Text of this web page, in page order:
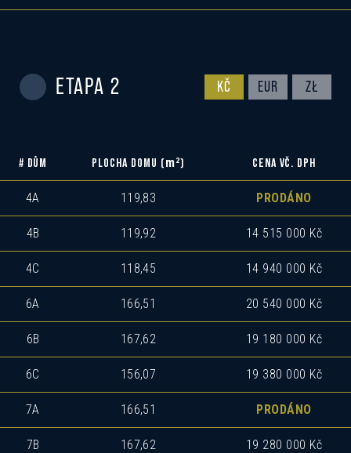
ETAPA 2 KČ EUR ZŁ
# DŮM PLOCHA DOMU (m2) CENA VČ. DPH
4A 119,83 PRODÁNO
4B 119,92 14 515 000 Kč
4C 118,45 14 940 000 Kč
6A 166,51 20 540 000 Kč
6B 167,62 19 180 000 Kč
6C 156,07 19 380 000 Kč
7A 166,51 PRODÁNO
7B 167,62 19 280 000 Kč